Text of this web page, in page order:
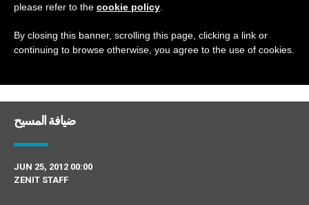
DERNIÈRES NOUVELLES
ضيافة المسيح
JUN 25, 2012 00:00
ZENIT STAFF
please refer to the cookie policy
By closing this banner, scrolling this page, clicking a link or
continuing to browse otherwise, you agree to the use of cookies.